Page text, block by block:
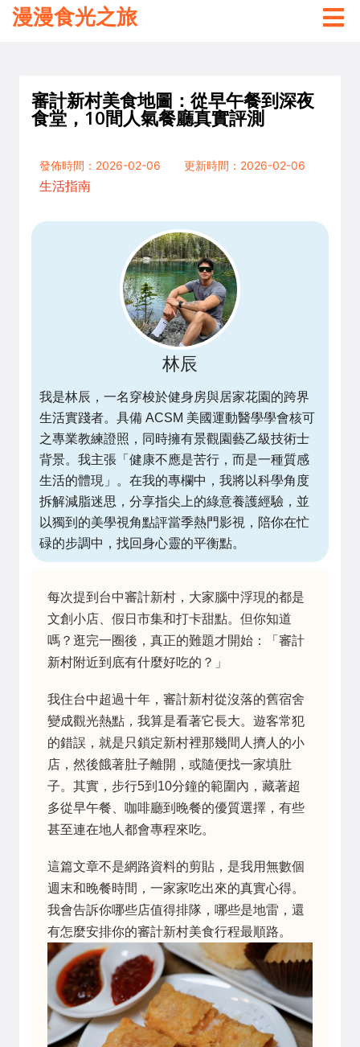
漫漫食光之旅
審計新村美食地圖：從早午餐到深夜
食堂，10間人氣餐廳真實評測
發佈時間：2026-02-06
更新時間：2026-02-06
生活指南
林辰
我是林辰，一名穿梭於健身房與居家花園的跨界
生活實踐者。具備 ACSM 美國運動醫學學會核可
之專業教練證照，同時擁有景觀園藝乙級技術士
背景。我主張「健康不應是苦行，而是一種質感
生活的體現」。在我的專欄中，我將以科學角度
拆解減脂迷思，分享指尖上的綠意養護經驗，並
以獨到的美學視角點評當季熱門影視，陪你在忙
碌的步調中，找回身心靈的平衡點。
每次提到台中審計新村，大家腦中浮現的都是
文創小店、假日市集和打卡甜點。但你知道
嗎？逛完一圈後，真正的難題才開始：「審計
新村附近到底有什麼好吃的？」
我住台中超過十年，審計新村從沒落的舊宿舍
變成觀光熱點，我算是看著它長大。遊客常犯
的錯誤，就是只鎖定新村裡那幾間人擠人的小
店，然後餓著肚子離開，或隨便找一家填肚
子。其實，步行5到10分鐘的範圍內，藏著超
多從早午餐、咖啡廳到晚餐的優質選擇，有些
甚至連在地人都會專程來吃。
這篇文章不是網路資料的剪貼，是我用無數個
週末和晚餐時間，一家家吃出來的真實心得。
我會告訴你哪些店值得排隊，哪些是地雷，還
有怎麼安排你的審計新村美食行程最順路。